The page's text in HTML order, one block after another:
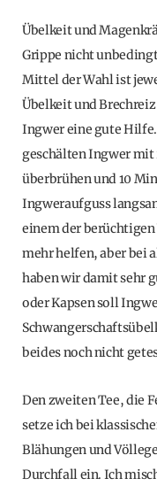
Übelkeit und
Grippe nicht
Mittel der Wahl ist
Übelkeit und
Ingwer eine gute
geschälten Ingwer mit
überbrühen und 10
Ingweraufguss
einem der
mehr helfen, aber bei
haben wir damit sehr
oder Kapsen soll
beides noch nicht
Den zweiten Tee, die
setze ich bei
Blähungen und
Durchfall ein. Ich